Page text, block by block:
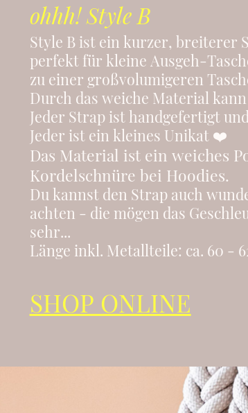
ohhh! Style B
Style B ist ein kurzer, breiterer
perfekt für kleine Ausgeh-
zu einer großvolumigeren
Durch das weiche Material
Jeder Strap ist handgefertigt
Jeder ist ein kleines Unikat ❤️
Das Material ist ein weiches
Kordelschnüre bei Hoodies.
Du kannst den Strap auch
achten - die mögen das
sehr...
Länge inkl. Metallteile: ca. 60 -
SHOP ONLINE